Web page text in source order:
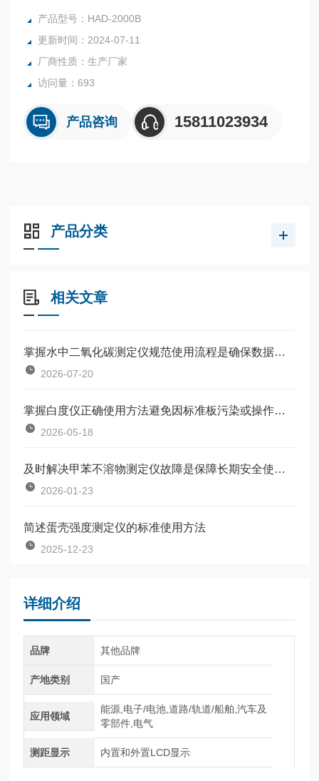
3、带有蓝牙和RS232串口
产品型号：HAD-2000B
更新时间：2024-07-11
厂商性质：生产厂家
访问量：693
产品咨询 15811023934
产品分类
相关文章
掌握水中二氧化碳测定仪规范使用流程是确保数据准确可靠的前提
2026-07-20
掌握白度仪正确使用方法避免因标准板污染或操作不规范引入误差
2026-05-18
及时解决甲苯不溶物测定仪故障是保障长期安全使用的关键
2026-01-23
简述蛋壳强度测定仪的标准使用方法
2025-12-23
详细介绍
品牌 其他品牌
产地类别 国产
应用领域
能源,电子/电池,道路/轨道/船舶,汽车及
零部件,电气
测距显示 内置和外置LCD显示